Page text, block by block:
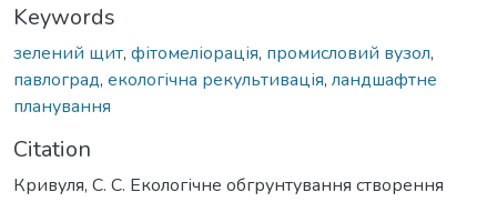
Keywords
зелений щит, фітомеліорація, промисловий вузол,
павлоград, екологічна рекультивація, ландшафтне
планування
Citation
Кривуля, С. С. Екологічне обгрунтування створення